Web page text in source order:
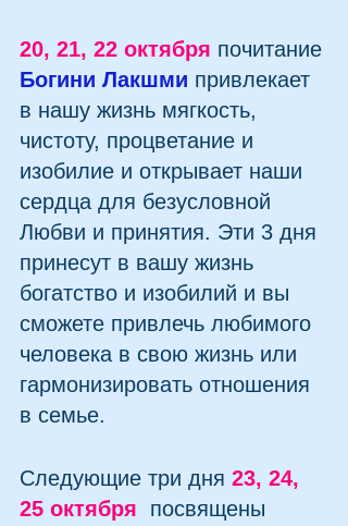
20, 21, 22 октября почитание
Богини Лакшми привлекает
в нашу жизнь мягкость,
чистоту, процветание и
изобилие и открывает наши
сердца для безусловной
Любви и принятия. Эти 3 дня
принесут в вашу жизнь
богатство и изобилий и вы
сможете привлечь любимого
человека в свою жизнь или
гармонизировать отношения
в семье.
Следующие три дня 23, 24,
25 октября
посвящены